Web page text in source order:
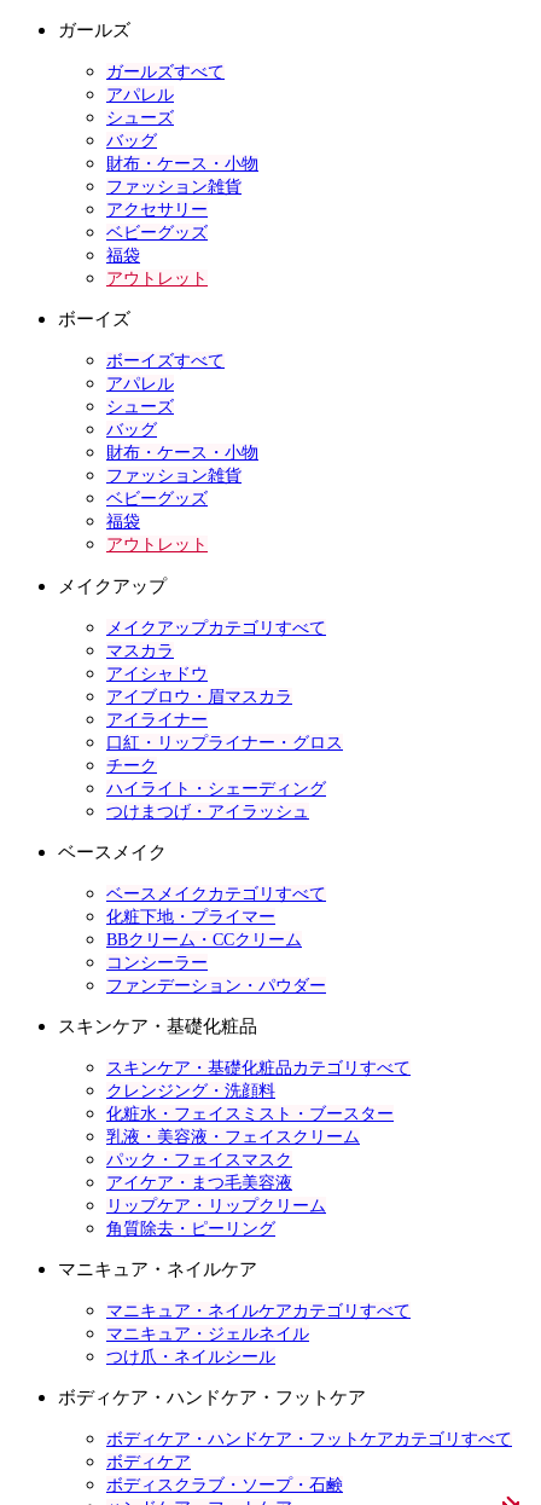
ガールズ
ガールズすべて
アパレル
シューズ
バッグ
財布・ケース・小物
ファッション雑貨
アクセサリー
ベビーグッズ
福袋
アウトレット
ボーイズ
ボーイズすべて
アパレル
シューズ
バッグ
財布・ケース・小物
ファッション雑貨
ベビーグッズ
福袋
アウトレット
メイクアップ
メイクアップカテゴリすべて
マスカラ
アイシャドウ
アイブロウ・眉マスカラ
アイライナー
口紅・リップライナー・グロス
チーク
ハイライト・シェーディング
つけまつげ・アイラッシュ
ベースメイク
ベースメイクカテゴリすべて
化粧下地・プライマー
BBクリーム・CCクリーム
コンシーラー
ファンデーション・パウダー
スキンケア・基礎化粧品
スキンケア・基礎化粧品カテゴリすべて
クレンジング・洗顔料
化粧水・フェイスミスト・ブースター
乳液・美容液・フェイスクリーム
パック・フェイスマスク
アイケア・まつ毛美容液
リップケア・リップクリーム
角質除去・ピーリング
マニキュア・ネイルケア
マニキュア・ネイルケアカテゴリすべて
マニキュア・ジェルネイル
つけ爪・ネイルシール
ボディケア・ハンドケア・フットケア
ボディケア・ハンドケア・フットケアカテゴリすべて
ボディケア
ボディスクラブ・ソープ・石鹸